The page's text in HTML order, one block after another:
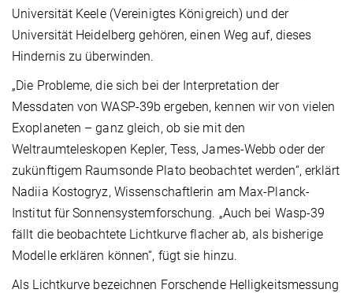
Universität Keele (Vereinigtes Königreich) und der
Universität Heidelberg gehören, einen Weg auf, dieses
Hindernis zu überwinden.
„Die Probleme, die sich bei der Interpretation der
Messdaten von WASP-39b ergeben, kennen wir von vielen
Exoplaneten – ganz gleich, ob sie mit den
Weltraumteleskopen Kepler, Tess, James-Webb oder der
zukünftigem Raumsonde Plato beobachtet werden“, erklärt
Nadiia Kostogryz, Wissenschaftlerin am Max-Planck-
Institut für Sonnensystemforschung. „Auch bei Wasp-39
fällt die beobachtete Lichtkurve flacher ab, als bisherige
Modelle erklären können“, fügt sie hinzu.
Als Lichtkurve bezeichnen Forschende Helligkeitsmessung